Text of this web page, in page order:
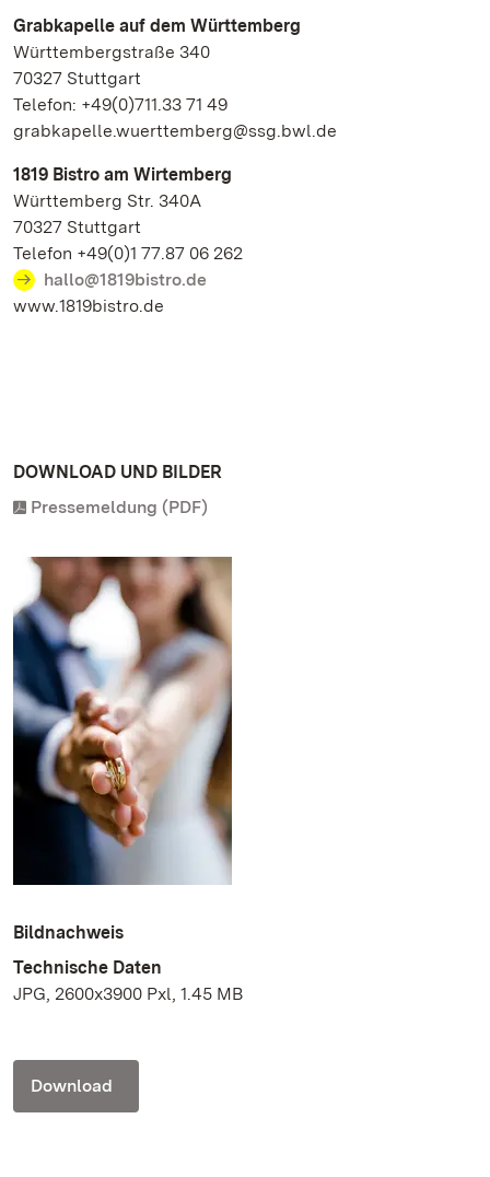
Grabkapelle auf dem Württemberg
Württembergstraße 340
70327 Stuttgart
Telefon: +49(0)711.33 71 49
grabkapelle.wuerttemberg@ssg.bwl.de
1819 Bistro am Wirtemberg
Württemberg Str. 340A
70327 Stuttgart
Telefon +49(0)1 77.87 06 262
hallo@1819bistro.de
www.1819bistro.de
DOWNLOAD UND BILDER
Pressemeldung (PDF)
Bildnachweis
Technische Daten
JPG, 2600x3900 Pxl, 1.45 MB
Download